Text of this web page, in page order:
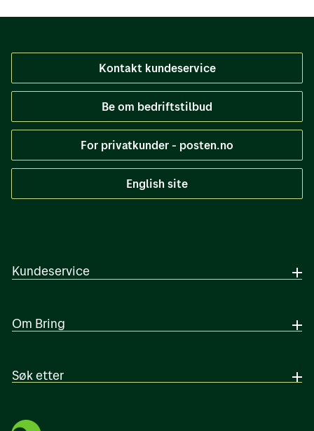
Kontakt kundeservice
Be om bedriftstilbud
For privatkunder - posten.no
English site
Kundeservice
Om Bring
Søk etter